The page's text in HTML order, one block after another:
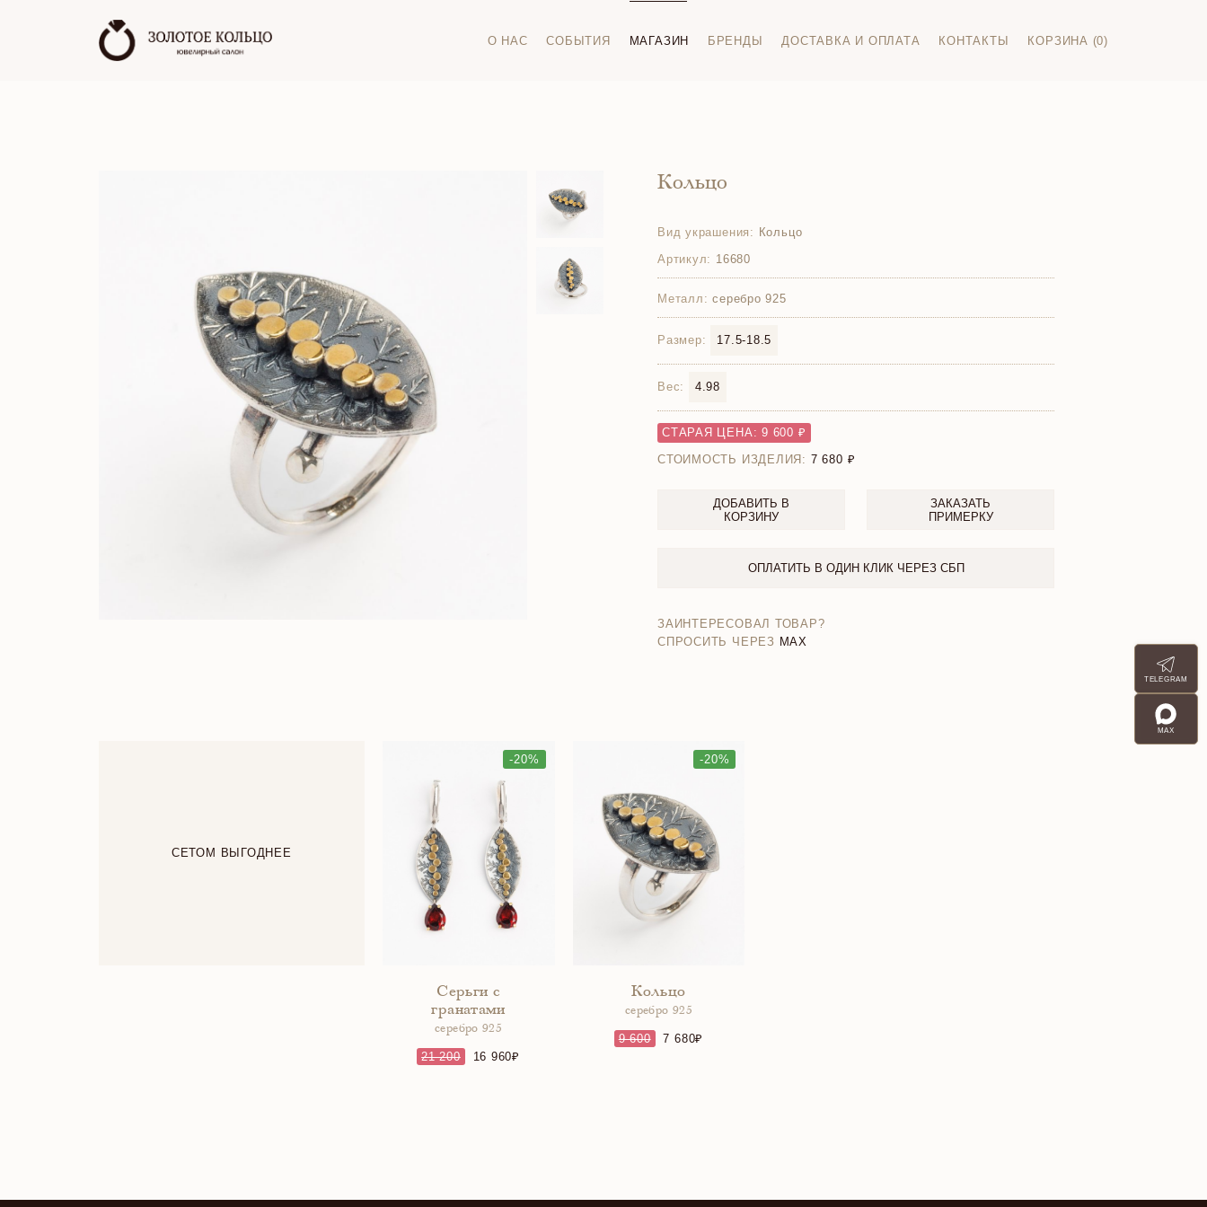
О НАС СОБЫТИЯ МАГАЗИН БРЕНДЫ ДОСТАВКА И ОПЛАТА КОНТАКТЫ КОРЗИНА (0)
Кольцо
Вид украшения: Кольцо
Артикул: 16680
Металл: серебро 925
Размер: 17.5-18.5
Вес: 4.98
СТАРАЯ ЦЕНА: 9 600 ₽
СТОИМОСТЬ ИЗДЕЛИЯ: 7 680
ДОБАВИТЬ В
КОРЗИНУ
ЗАКАЗАТЬ
ПРИМЕРКУ
ОПЛАТИТЬ В ОДИН КЛИК ЧЕРЕЗ СБП
ЗАИНТЕРЕСОВАЛ ТОВАР?
СПРОСИТЬ ЧЕРЕЗ MAX
СЕТОМ ВЫГОДНЕЕ
-20%
Серьги с
гранатами
серебро 925
21 200 16 960
-20%
Кольцо
серебро 925
9 600 7 680
TELEGRAM
MAX